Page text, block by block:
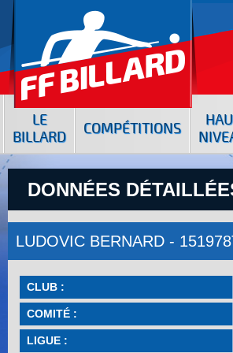
LE
BILLARD
COMPÉTITIONS
DONNÉES
LUDOVIC BERNARD -
CLUB :
COMITÉ :
LIGUE :